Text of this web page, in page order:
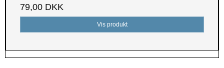
79,00 DKK
Vis produkt